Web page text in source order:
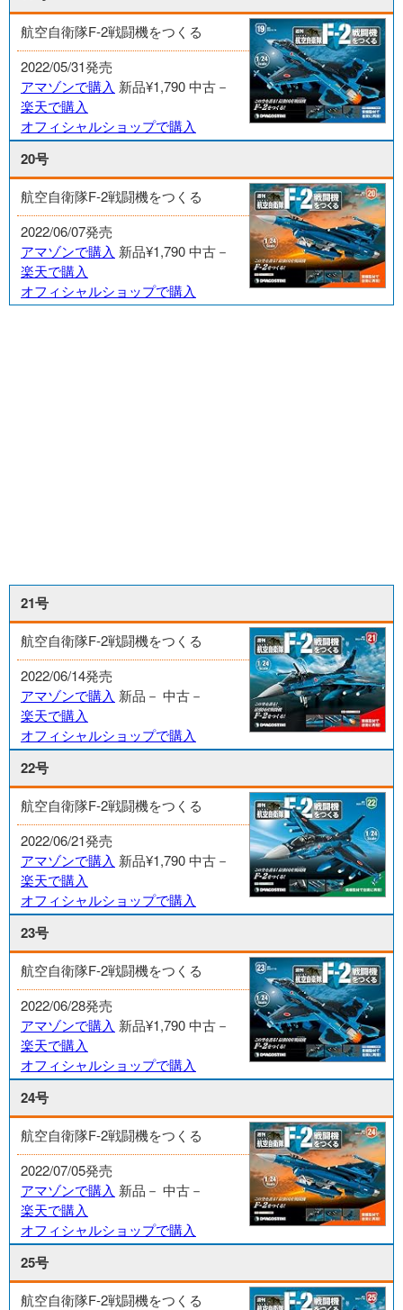
航空自衛隊F-2戦闘機をつくる
2022/05/31発売
アマゾンで購入 新品¥1,790中古－
楽天で購入
オフィシャルショップで購入
20号
航空自衛隊F-2戦闘機をつくる
2022/06/07発売
アマゾンで購入 新品¥1,790中古－
楽天で購入
オフィシャルショップで購入
21号
航空自衛隊F-2戦闘機をつくる
2022/06/14発売
アマゾンで購入 新品－ 中古－
楽天で購入
オフィシャルショップで購入
22号
航空自衛隊F-2戦闘機をつくる
2022/06/21発売
アマゾンで購入 新品¥1,790中古－
楽天で購入
オフィシャルショップで購入
23号
航空自衛隊F-2戦闘機をつくる
2022/06/28発売
アマゾンで購入 新品¥1,790中古－
楽天で購入
オフィシャルショップで購入
24号
航空自衛隊F-2戦闘機をつくる
2022/07/05発売
アマゾンで購入 新品－ 中古－
楽天で購入
オフィシャルショップで購入
25号
航空自衛隊F-2戦闘機をつくる